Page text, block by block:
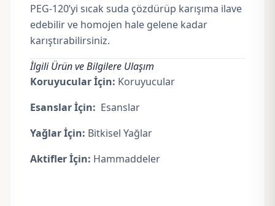
PEG-120’yi sıcak suda çözdürüp karışıma ilave
edebilir ve homojen hale gelene kadar
karıştırabilirsiniz.
İlgili Ürün ve Bilgilere Ulaşım
Koruyucular İçin: Koruyucular
Esanslar İçin: Esanslar
Yağlar İçin: Bitkisel Yağlar
Aktifler İçin: Hammaddeler